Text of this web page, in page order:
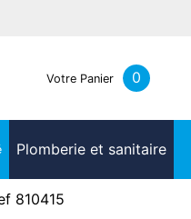
Votre Panier 0
Plomberie et sanitaire
810415